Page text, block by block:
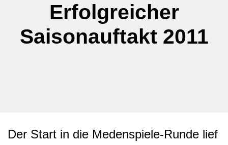
Erfolgreicher
Saisonauftakt 2011
Der Start in die Medenspiele-Runde lief